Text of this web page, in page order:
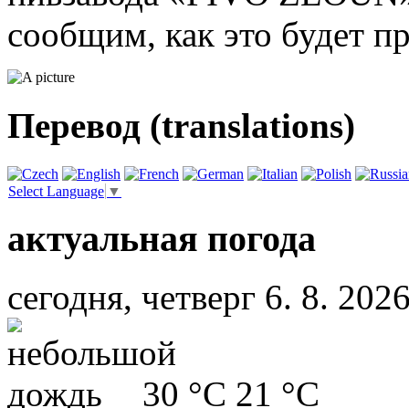
сообщим, как это будет
Перевод (translations)
Select Language ▼
актуальная погода
сегодня, четверг 6. 8.
30 °C 21 °C